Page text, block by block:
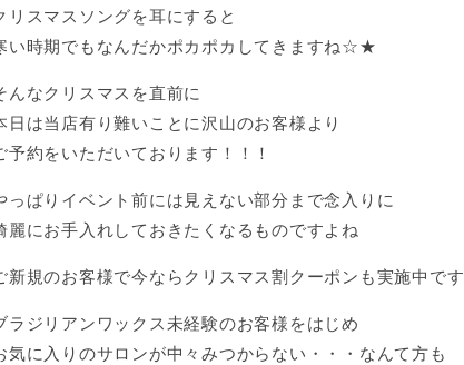
リスマスソングを耳にすると
い時期でもなんだかポカポカしてきますね☆★
んなクリスマスを直前に
日は当店有り難いことに沢山のお客様より
予約をいただいております！！！
っぱりイベント前には見えない部分まで念入りに
麗にお手入れしておきたくなるものですよね
新規のお客様で今ならクリスマス割クーポンも実施中です
ラジリアンワックス未経験のお客様をはじめ
気に入りのサロンが中々みつからない・・・なんて方も